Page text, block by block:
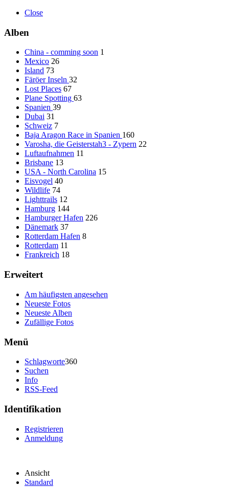
Close
Alben
China - comming soon 1
Mexico 26
Island 73
Färöer Inseln 32
Lost Places 67
Plane Spotting 63
Spanien 39
Dubai 31
Schweiz 7
Baja Aragon Race in Spanien 160
Varosha, die Geisterstah3 - Zypern 22
Luftaufnahmen 11
Brisbane 13
USA - North Carolina 15
Eisvogel 40
Wildlife 74
Lighttrails 12
Hamburg 144
Hamburger Hafen 226
Dänemark 37
Rotterdam Hafen 8
Rotterdam 11
Frankreich 18
Erweitert
Am häufigsten angesehen
Neueste Fotos
Neueste Alben
Zufällige Fotos
Menü
Schlagworte360
Suchen
Info
RSS-Feed
Identifikation
Registrieren
Anmeldung
Ansicht
Standard